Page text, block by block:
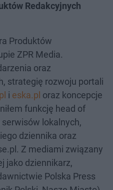
Redakcyjnych
Produktów
ZPR Media.
oraz
strategię rozwoju portali
i eska.pl oraz koncepcje
funkcję head of
lokalnych,
dziennika oraz
Z mediami związany
jako dziennikarz,
Polska Press